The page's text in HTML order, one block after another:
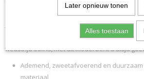
Productcode leverancier
zien wat u kunt. Het ademende,
zweetafvoerende materiaal is over de hele
TW-shirt wordt visueel ondersteund door een
ontwerp en een moderne ronde hals. Hoe
wedstrijd ook is, met dit model bent u altijd
Ademend, zweetafvoerend en duurzaam
materiaal
Later opnieuw tonen
Alles toestaan